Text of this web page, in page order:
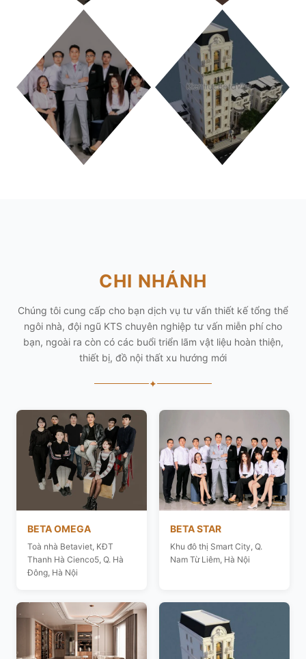
TP. HỒ CHÍ MINH
CHI NHÁNH
Chúng tôi cung cấp cho bạn dịch vụ tư vấn thiết kế tổng thể
ngôi nhà, đội ngũ KTS chuyên nghiệp tư vấn miễn phí cho
bạn, ngoài ra còn có các buổi triển lãm vật liệu hoàn thiện,
thiết bị, đồ nội thất xu hướng mới
✦
BETA OMEGA
Toà nhà Betaviet, KĐT
Thanh Hà Cienco5, Q. Hà
Đông, Hà Nội
BETA STAR
Khu đô thị Smart City, Q.
Nam Từ Liêm, Hà Nội